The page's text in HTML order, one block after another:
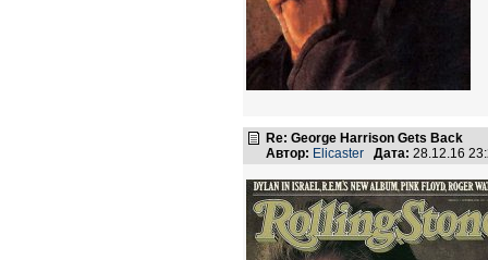
Re: George Harrison Gets Back
Автор: Elicaster Дата: 28.12.16